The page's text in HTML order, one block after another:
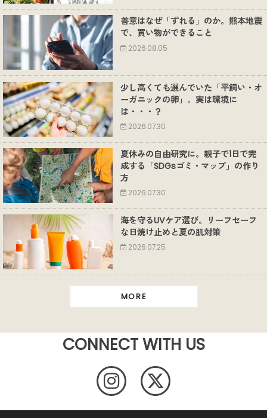
善意はなぜ「ずれる」のか。熊本地震
で、買い物ができること
2026.08.05
少し高くても選んでいた「平飼い・オ
ーガニックの卵」。実は環境に
は・・・？
2026.07.30
夏休みの自由研究に。親子で1日で完
成する「SDGsゴミ・マップ」の作り
方
2026.07.30
海を守るUVケア選び。リーフセーフ
な日焼け止めと夏の肌対策
2026.07.25
MORE
CONNECT WITH US